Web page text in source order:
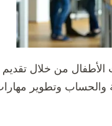
الأطفال من خلال
وتطوير مهارات